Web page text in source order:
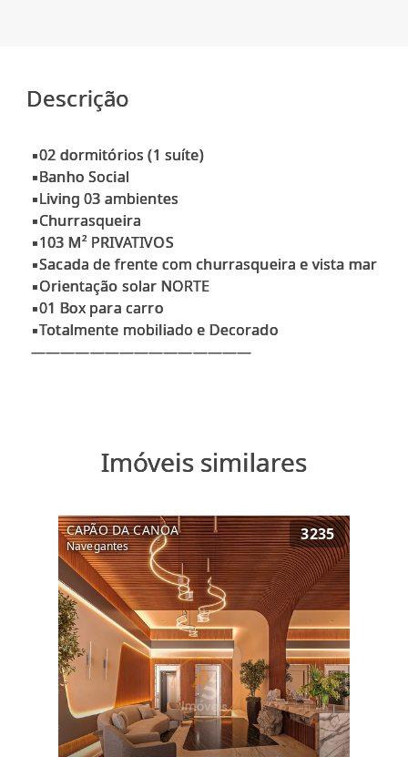
Descrição
▪02 dormitórios (1 suíte)
▪Banho Social
▪Living 03 ambientes
▪Churrasqueira
▪103 M² PRIVATIVOS
▪Sacada de frente com churrasqueira e vista mar
▪Orientação solar NORTE
▪01 Box para carro
▪Totalmente mobiliado e Decorado
Imóveis similares
CAPÃO DA CANOA
Navegantes
3235